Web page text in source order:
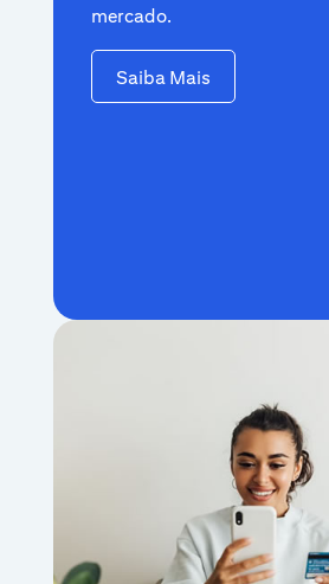
mercado.
Saiba Mais